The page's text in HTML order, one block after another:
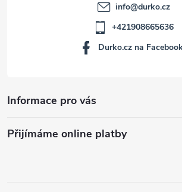
Informace pro vás
Přijímáme online platby
info@durko.cz
+421908665636
Durko.cz na